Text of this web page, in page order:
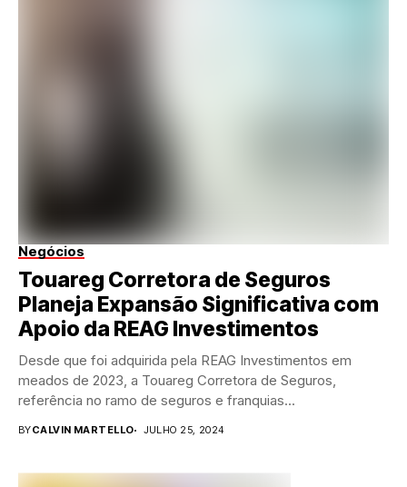
Negócios
Touareg Corretora de Seguros
Planeja Expansão Significativa com
Apoio da REAG Investimentos
Desde que foi adquirida pela REAG Investimentos em
meados de 2023, a Touareg Corretora de Seguros,
referência no ramo de seguros e franquias...
BYCALVIN MARTELLO JULHO 25, 2024